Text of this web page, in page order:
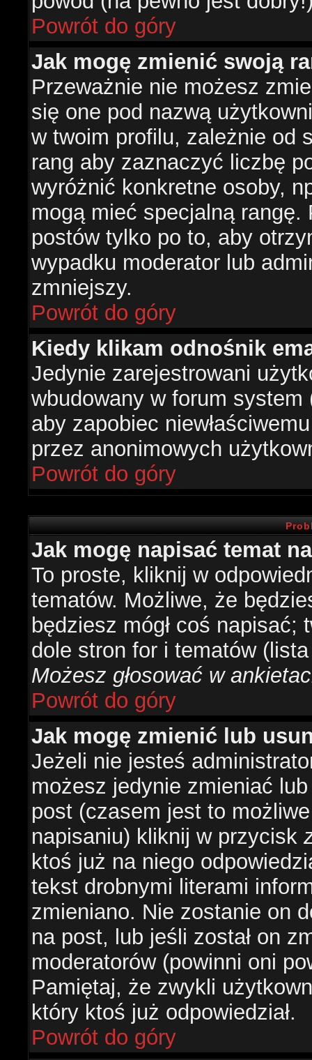
Powrót do góry
Jak mogę zmienić swoją
Przeważnie nie możesz
się one pod nazwą
w twoim profilu, zależnie od
rang aby zaznaczyć liczbę
wyróżnić konkretne osoby,
mogą mieć specjalną
postów tylko po to, aby
wypadku moderator lub
zmniejszy.
Powrót do góry
Kiedy klikam odnośnik
Jedynie zarejestrowani
wbudowany w forum system
aby zapobiec
przez anonimowych
Powrót do góry
Jak mogę napisać temat
To proste, kliknij w
tematów. Możliwe, że
będziesz mógł coś
dole stron for i tematów
Możesz głosować w
Powrót do góry
Jak mogę zmienić lub
Jeżeli nie jesteś
możesz jedynie zmieniać
post (czasem jest to
napisaniu) kliknij w przycisk
ktoś już na niego
tekst drobnymi literami
zmieniano. Nie zostanie on
na post, lub jeśli został on
moderatorów (powinni oni
Pamiętaj, że zwykli
który ktoś już odpowiedział.
Powrót do góry